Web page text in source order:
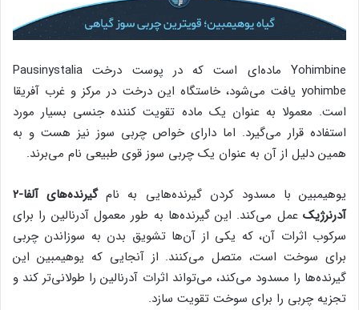
Yohimbine ماده‌ای است که در پوست درخت Pausinystalia
yohimbe یافت می‌شود، خاستگاه این درخت در مرکز و غرب آفریقا
است. معمولا به عنوان یک ماده تقویت کننده جنسی بسیار مورد
استفاده قرار می‌گیرد. اما دارای خواص چربی سوز نیز هست و به
همین دلیل از آن به عنوان یک چربی سوز قوی طبیعی نام می‌برند.
یوهیمبین با مسدود کردن گیرنده‌هایی به نام
گیرنده‌های آلفا-۲
آدرنرژیک عمل می‌کند. این گیرنده‌ها به طور معمول آدرنالین را برای
سرکوب اثرات آن، که یکی از آن‌ها تشویق بدن به سوزاندن چربی
برای سوخت است، متصل می‌کنند. از آنجایی که یوهیمبین این
گیرنده‌ها را مسدود می‌کند، می‌تواند اثرات آدرنالین را طولانی‌تر کند و
تجزیه چربی را برای سوخت تقویت سازد.